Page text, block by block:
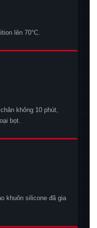
lên 70°C.
không 10 phút,
bọt.
khuôn silicone đã gia